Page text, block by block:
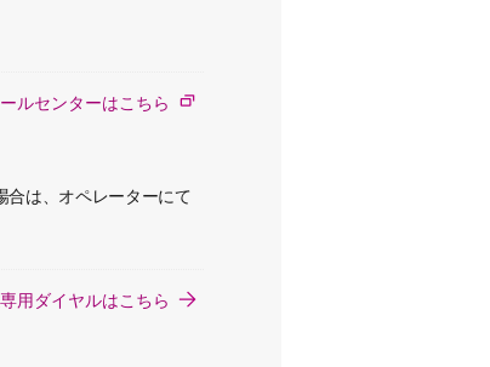
ルセンターはこちら
合は、オペレーターにて
用ダイヤルはこちら